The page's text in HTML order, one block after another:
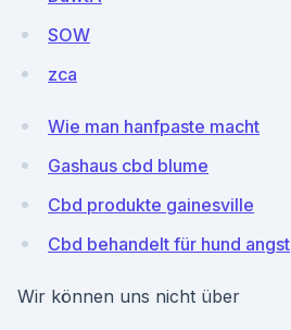
SOW
zca
Wie man hanfpaste macht
Gashaus cbd blume
Cbd produkte gainesville
Cbd behandelt für hund angst
Wir können uns nicht über